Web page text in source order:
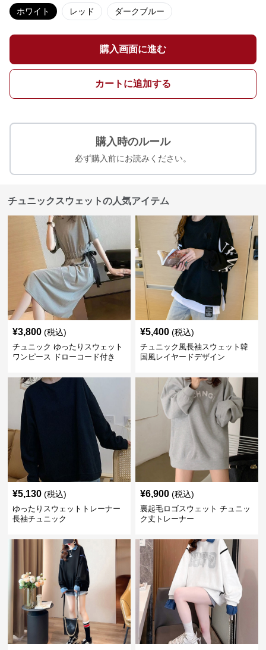
ホワイト レッド ダークブルー
購入画面に進む
カートに追加する
購入時のルール
必ず購入前にお読みください。
チュニックスウェットの人気アイテム
¥3,800 (税込)
チュニック ゆったりスウェット
ワンピース ドローコード付き
¥5,400 (税込)
チュニック風長袖スウェット韓
国風レイヤードデザイン
¥5,130 (税込)
ゆったりスウェットトレーナー
長袖チュニック
¥6,900 (税込)
裏起毛ロゴスウェット チュニッ
ク丈トレーナー